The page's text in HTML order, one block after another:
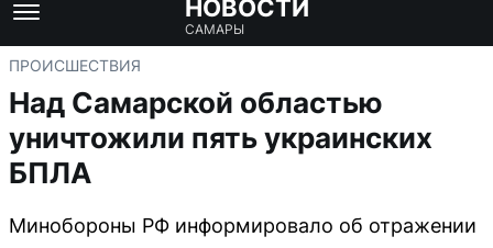
НОВОСТИ
САМАРЫ
ПРОИСШЕСТВИЯ
Над Самарской областью
уничтожили пять украинских
БПЛА
Минобороны РФ информировало об отражении